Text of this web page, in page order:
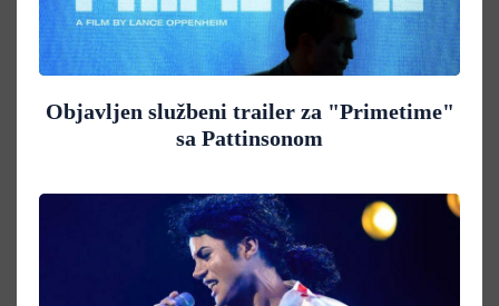
Objavljen službeni trailer za "Primetime"
sa Pattinsonom